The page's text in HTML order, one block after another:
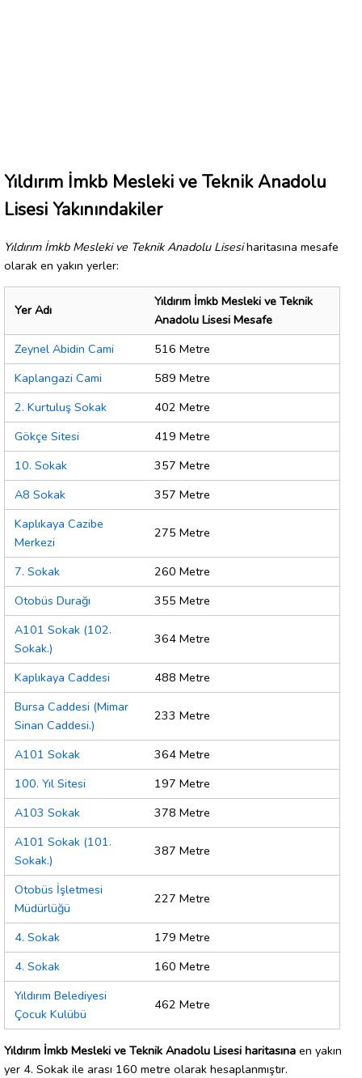
Yıldırım İmkb Mesleki ve Teknik Anadolu
Lisesi Yakınındakiler
Yıldırım İmkb Mesleki ve Teknik Anadolu Lisesiharitasına mesafe
olarak en yakın yerler:
Yer Adı
Yıldırım İmkb Mesleki ve Teknik
Anadolu Lisesi Mesafe
Zeynel Abidin Cami
516 Metre
Kaplangazi Cami
589 Metre
2. Kurtuluş Sokak
402 Metre
Gökçe Sitesi
419 Metre
10. Sokak
357 Metre
A8 Sokak
357 Metre
Kaplıkaya Cazibe
Merkezi
275 Metre
7. Sokak
260 Metre
Otobüs Durağı
355 Metre
A101 Sokak (102.
Sokak.)
364 Metre
Kaplıkaya Caddesi
488 Metre
Bursa Caddesi (Mimar
Sinan Caddesi.)
233 Metre
A101 Sokak
364 Metre
100. Yıl Sitesi
197 Metre
A103 Sokak
378 Metre
A101 Sokak (101.
Sokak.)
387 Metre
Otobüs İşletmesi
Müdürlüğü
227 Metre
4. Sokak
179 Metre
4. Sokak
160 Metre
Yıldırım Belediyesi
Çocuk Kulübü
462 Metre
Yıldırım İmkb Mesleki ve Teknik Anadolu Lisesi haritasına en yakın
yer 4. Sokak ile arası 160 metre olarak hesaplanmıştır.